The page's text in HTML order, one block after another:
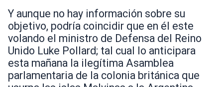
Y aunque no hay información sobre su
objetivo, podría coincidir que en él este
volando el ministro de Defensa del Reino
Unido Luke Pollard; tal cual lo anticipara
esta mañana la ilegítima Asamblea
parlamentaria de la colonia británica que